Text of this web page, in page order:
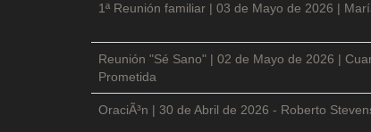
1ª Reunión familiar | 03 de Mayo de 2026 |
Reunión "Sé Sano" | 02 de Mayo de 2026 |
Prometida
OraciÃ³n | 30 de Abril de 2026 - Roberto